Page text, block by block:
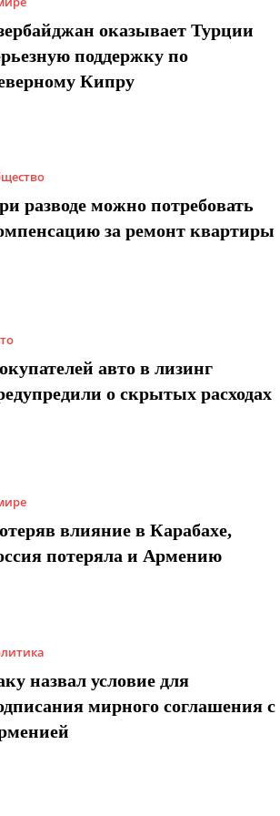
оказывает Турции
поддержку по
Кипру
разводе можно потребовать
за ремонт квартиры
авто в лизинг
о скрытых расходах
влияние в Карабахе,
потеряла и Армению
назвал условие для
мирного соглашения с